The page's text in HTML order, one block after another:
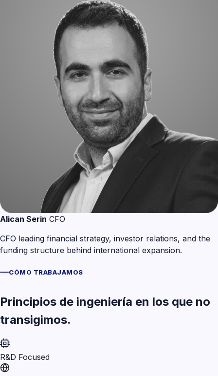
Alican Serin CFO
CFO leading financial strategy, investor relations, and the
funding structure behind international expansion.
CÓMO TRABAJAMOS
Principios de ingeniería en los que no
transigimos.
R&D Focused